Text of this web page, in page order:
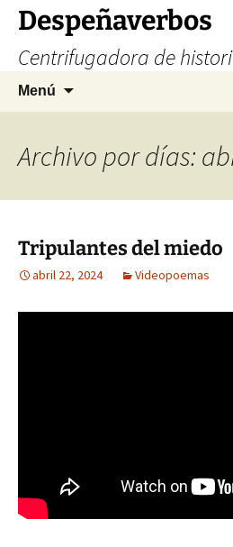
Saltar
contenido
Despeñaverbos
Centrifugadora de
Menú
Archivo por días:
Tripulantes del miedo
abril 22, 2024 Videopoemas